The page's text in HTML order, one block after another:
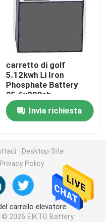
di golf
da giardino
elettrico
carretto di golf
5.12kwh Li Iron
Phosphate Battery
25.6v200ah
Invia richiesta
Desktop Site
Privacy Policy
carrello elevatore
© 2026 EIKTO Battery